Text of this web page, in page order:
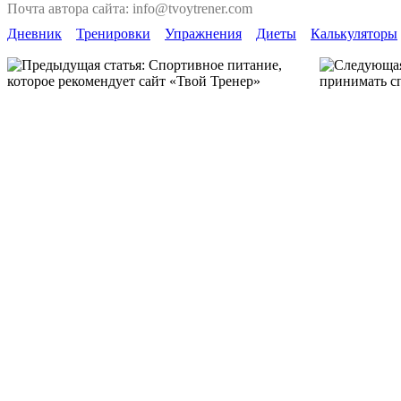
Почта автора сайта: info@tvoytrener.com
Дневник
Тренировки Упражнения Диеты Калькуляторы